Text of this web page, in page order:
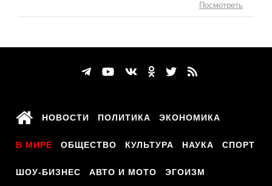
Посмотреть
НОВОСТИ ПОЛИТИКА ЭКОНОМИКА
В МИРЕ ОБЩЕСТВО КУЛЬТУРА НАУКА СПОРТ
ШОУ-БИЗНЕС АВТО И МОТО ЭГОИЗМ